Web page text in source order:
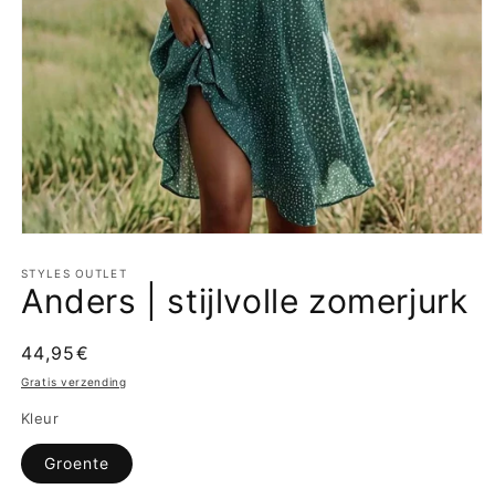
openen
in
modaal
STYLES OUTLET
Anders | stijlvolle zomerjurk
Normale
prijs
44,95€
Gratis verzending
Kleur
Groente